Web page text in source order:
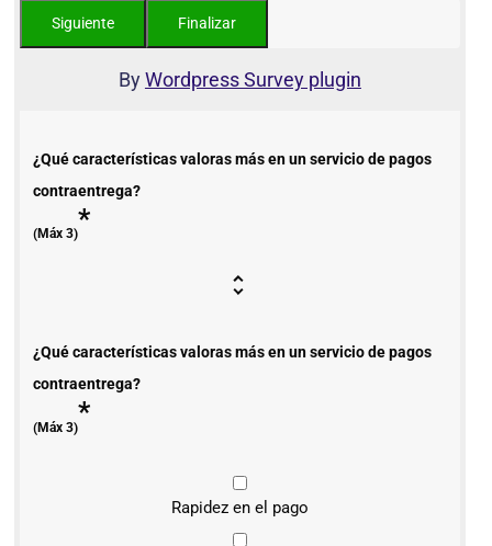
ByWordpress Survey plugin
¿Qué características valoras más en un servicio de pagos
contraentrega?
(Máx 3)*
¿Qué características valoras más en un servicio de pagos
contraentrega?
(Máx 3)*
Rapidez en el pago